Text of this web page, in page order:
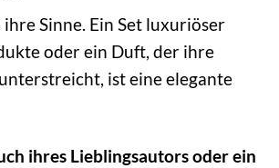
Sinne. Ein Set luxuriöser
oder ein Duft, der ihre
ist eine elegante
ihres Lieblingsautors oder ein